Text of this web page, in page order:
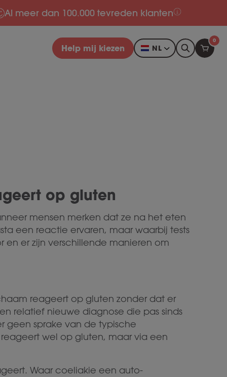
Al meer dan 100.000 tevreden klanten
Help mij kiezen NL
0
op gluten
mensen merken dat ze na het eten
een reactie ervaren, maar waarbij tests
en er zijn verschillende manieren om
reageert op gluten zonder dat er
relatief nieuwe diagnose die pas sinds
geen sprake van de typische
wel op gluten, maar via een
Waar coeliakie een auto-